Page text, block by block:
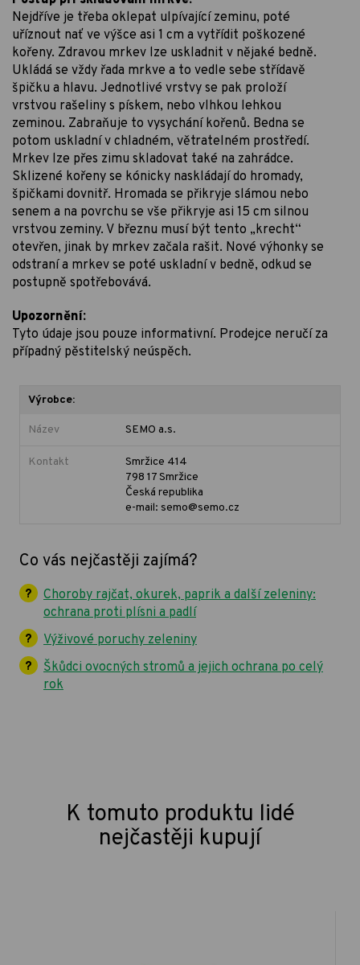
Nejdříve je třeba oklepat ulpívající zeminu, poté
uříznout nať ve výšce asi 1 cm a vytřídit poškozené
kořeny. Zdravou mrkev lze uskladnit v nějaké bedně.
Ukládá se vždy řada mrkve a to vedle sebe střídavě
špičku a hlavu. Jednotlivé vrstvy se pak proloží
vrstvou rašeliny s pískem, nebo vlhkou lehkou
zeminou. Zabraňuje to vysychání kořenů. Bedna se
potom uskladní v chladném, větratelném prostředí.
Mrkev lze přes zimu skladovat také na zahrádce.
Sklizené kořeny se kónicky naskládají do hromady,
špičkami dovnitř. Hromada se přikryje slámou nebo
senem a na povrchu se vše přikryje asi 15 cm silnou
vrstvou zeminy. V březnu musí být tento „krecht“
otevřen, jinak by mrkev začala rašit. Nové výhonky se
odstraní a mrkev se poté uskladní v bedně, odkud se
postupně spotřebovává.
Upozornění:
Tyto údaje jsou pouze informativní. Prodejce neručí za
případný pěstitelský neúspěch.
Výrobce:
Název SEMO a.s.
Kontakt
Smržice 414
798 17 Smržice
Česká republika
e-mail: semo@semo.cz
Co vás nejčastěji zajímá?
Choroby rajčat, okurek, paprik a další zeleniny:
ochrana proti plísni a padlí
Výživové poruchy zeleniny
Škůdci ovocných stromů a jejich ochrana po celý
rok
K tomuto produktu lidé
nejčastěji kupují